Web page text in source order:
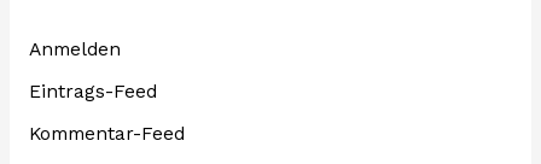
Anmelden
Eintrags-Feed
Kommentar-Feed